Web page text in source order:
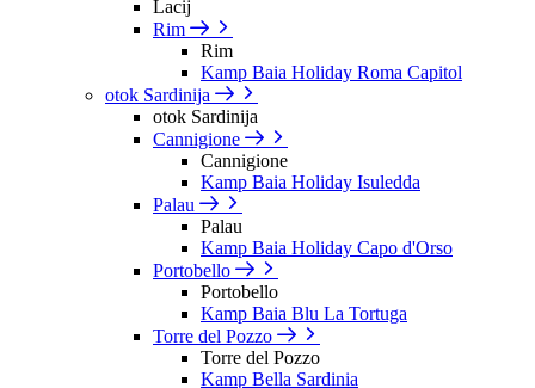
Lacij
Rim
Rim
Kamp Baia Holiday Roma Capitol
otok Sardinija
otok Sardinija
Cannigione
Cannigione
Kamp Baia Holiday Isuledda
Palau
Palau
Kamp Baia Holiday Capo d'Orso
Portobello
Portobello
Kamp Baia Blu La Tortuga
Torre del Pozzo
Torre del Pozzo
Kamp Bella Sardinia